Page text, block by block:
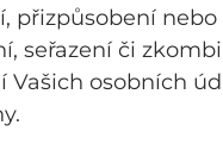
přizpůsobení
seřazení či
osobních